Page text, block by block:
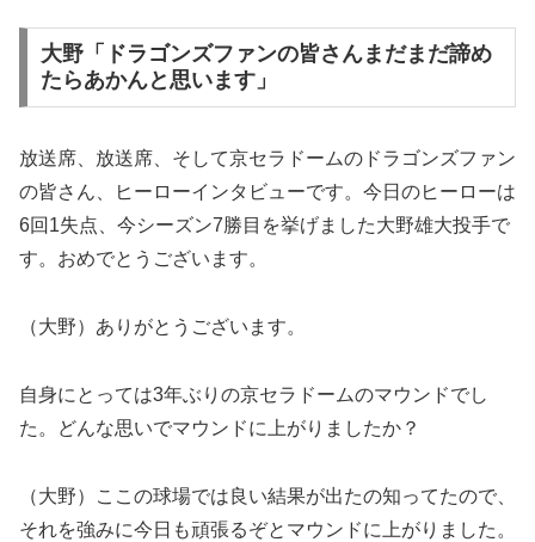
大野「ドラゴンズファンの皆さんまだまだ諦め
たらあかんと思います」
放送席、放送席、そして京セラドームのドラゴンズファン
の皆さん、ヒーローインタビューです。今日のヒーローは
6回1失点、今シーズン7勝目を挙げました大野雄大投手で
す。おめでとうございます。
（大野）ありがとうございます。
自身にとっては3年ぶりの京セラドームのマウンドでし
た。どんな思いでマウンドに上がりましたか？
（大野）ここの球場では良い結果が出たの知ってたので、
それを強みに今日も頑張るぞとマウンドに上がりました。